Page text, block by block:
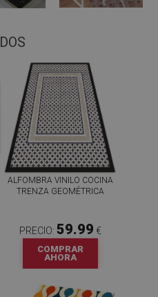
ALFOMBRA VINILO COCINA
TRENZA GEOMÉTRICA
PRECIO: 59.99 €
COMPRAR
AHORA